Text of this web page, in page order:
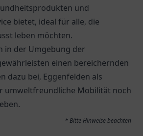
und
bietet, ideal für alle, die
leben möchten.
in der Umgebung der
einen bereichernden
dazu bei, Eggenfelden als
umweltfreundliche Mobilität noch
* Bitte Hinweise beachten